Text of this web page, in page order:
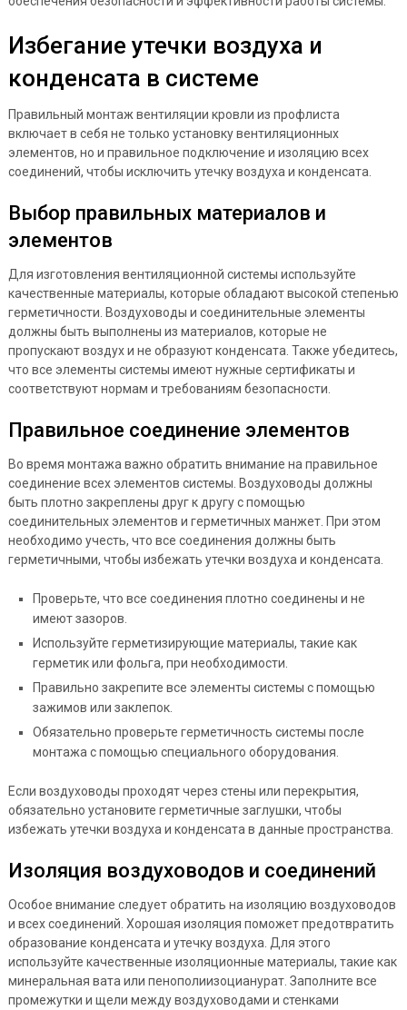
Избегание утечки воздуха и
конденсата в системе
Правильный монтаж вентиляции кровли из профлиста
включает в себя не только установку вентиляционных
элементов, но и правильное подключение и изоляцию всех
соединений, чтобы исключить утечку воздуха и конденсата.
Выбор правильных материалов и
элементов
Для изготовления вентиляционной системы используйте
качественные материалы, которые обладают высокой степенью
герметичности. Воздуховоды и соединительные элементы
должны быть выполнены из материалов, которые не
пропускают воздух и не образуют конденсата. Также убедитесь,
что все элементы системы имеют нужные сертификаты и
соответствуют нормам и требованиям безопасности.
Правильное соединение элементов
Во время монтажа важно обратить внимание на правильное
соединение всех элементов системы. Воздуховоды должны
быть плотно закреплены друг к другу с помощью
соединительных элементов и герметичных манжет. При этом
необходимо учесть, что все соединения должны быть
герметичными, чтобы избежать утечки воздуха и конденсата.
Проверьте, что все соединения плотно соединены и не
имеют зазоров.
Используйте герметизирующие материалы, такие как
герметик или фольга, при необходимости.
Правильно закрепите все элементы системы с помощью
зажимов или заклепок.
Обязательно проверьте герметичность системы после
монтажа с помощью специального оборудования.
Если воздуховоды проходят через стены или перекрытия,
обязательно установите герметичные заглушки, чтобы
избежать утечки воздуха и конденсата в данные пространства.
Изоляция воздуховодов и соединений
Особое внимание следует обратить на изоляцию воздуховодов
и всех соединений. Хорошая изоляция поможет предотвратить
образование конденсата и утечку воздуха. Для этого
используйте качественные изоляционные материалы, такие как
минеральная вата или пенополиизоцианурат. Заполните все
промежутки и щели между воздуховодами и стенками